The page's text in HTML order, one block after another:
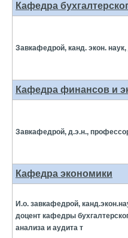
Кафедра
Завкафедрой, канд. экон. наук,
Кафедра финансов и
Завкафедрой, д.э.н.,
Кафедра экономики
И.о. завкафедрой,
доцент кафедры
анализа и аудита т